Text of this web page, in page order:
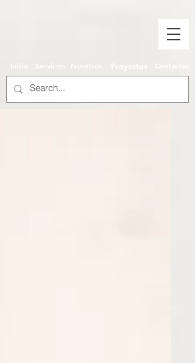
Inicio Servicios Nosotros Proyectos